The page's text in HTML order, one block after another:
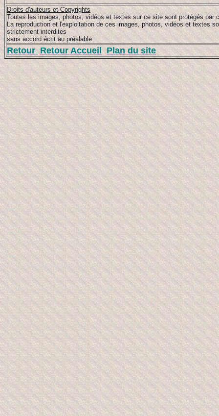
Droits d'auteurs et Copyrights
Toutes les images, photos, vidéos et textes sur ce site sont protégés par
La reproduction et l'exploitation de ces images, photos, vidéos et textes
strictement interdites
sans accord écrit au préalable
Retour Retour Accueil Plan du site